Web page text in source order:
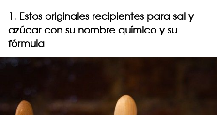
1. Estos originales recipientes para sal y
azúcar con su nombre químico y su
fórmula